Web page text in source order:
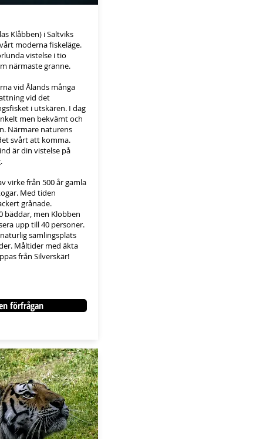
Klåbben) i Saltviks
moderna fiskeläge.
vistelse i tio
närmaste granne.
vid Ålands många
vid det
i utskären. I dag
men bekvämt och
Närmare naturens
svårt att komma.
är din vistelse på
virke från 500 år gamla
Med tiden
grånade.
bäddar, men Klobben
upp till 40 personer.
samlingsplats
Måltider med äkta
från Silverskär!​
förfrågan